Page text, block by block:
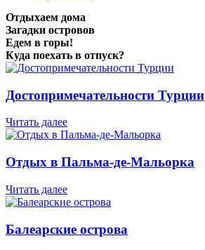
Отдыхаем дома
Загадки островов
Едем в горы!
Куда поехать в отпуск?
Достопримечательности Турции
Читать далее
Отдых в Пальма-де-Мальорка
Читать далее
Балеарские острова